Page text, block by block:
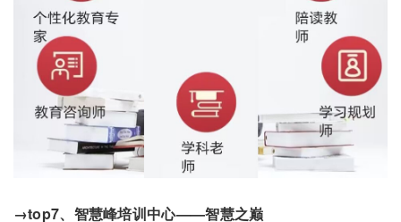
→top7、智慧峰培训中心——智慧之巅